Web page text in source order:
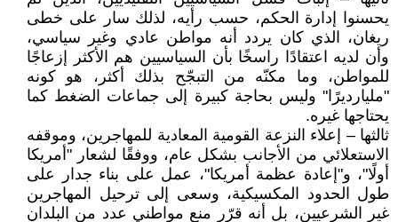
يحسنوا إدارة الحكم، حسب رأيه، لذلك سار على خطى
ريغان، الذي كان يردد أنه مواطن عادي وغير سياسي،
وأن لديه اعتقادًا راسخًا بأن السياسيين هم الأكثر إزعاجًا
للمواطن، وما مكنّه من التبجّح بذلك أكثر، هو كونه
"مليارديرًا" وليس بحاجة كبيرة إلى جماعات الضغط كما
يحتاجها غيره.
ثالثها – إعلاء النزعة القومية المعادية للمهاجرين، وموقفه
الاستعلائي من الأجانب بشكل عام، ووفقًا لشعار "أمريكا
أولًا"، و"إعادة عظمة أمريكا"، عمل على بناء جدار على
طول الحدود المكسيكية، وسعى إلى ترحيل المهاجرين
غير الشرعيين، بل أنه قرّر منع مواطني عدد من البلدان